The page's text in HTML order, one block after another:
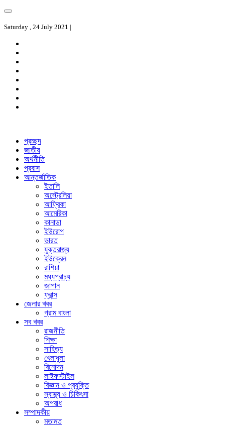
Saturday , 24 July 2021 |
প্রচ্ছদ
জাতীয়
অর্থনীতি
প্রবাস
আন্তর্জাতিক
ইতালি
অস্ট্রেলিয়া
আফ্রিকা
আমেরিকা
কানাডা
ইউরোপ
ভারত
যুক্তরাজ্য
ইউক্রেন
রাশিয়া
মধ্যপ্রাচ্য
জাপান
ফ্রান্স
জেলার খবর
গ্রাম বাংলা
সব খবর
রাজনীতি
শিক্ষা
সাহিত্য
খেলাধুলা
বিনোদন
লাইফস্টাইল
বিজ্ঞান ও প্রযুক্তি
স্বাস্থ্য ও চিকিৎসা
অপরাধ
সম্পাদকীয়
মতামত